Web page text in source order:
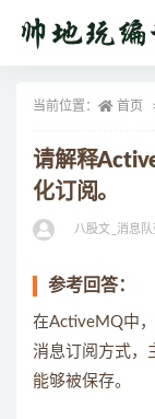
当前位置： 首页
请解释
化订阅。
八股文_消息
参考回答：
在ActiveMQ中，
消息订阅方式，
能够被保存。